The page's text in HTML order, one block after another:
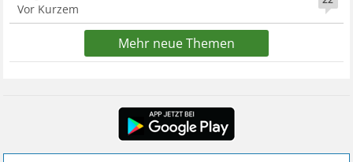
Vor Kurzem
Mehr neue Themen